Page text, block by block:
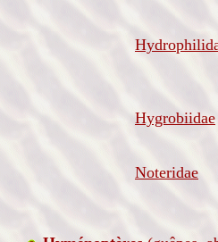
Hygrobiidae
Noteridae